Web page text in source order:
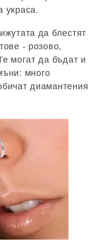
украса.
да блестят
- розово,
могат да бъдат и
много
диамантения